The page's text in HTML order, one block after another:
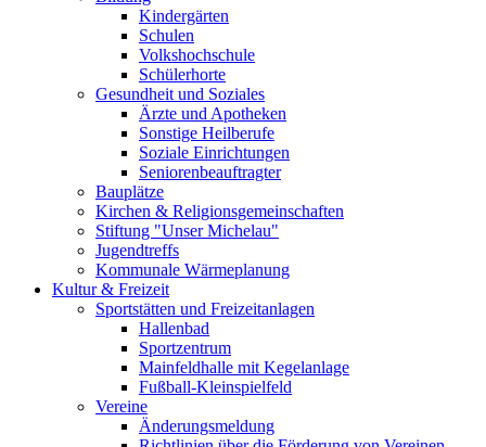
Kindergärten
Schulen
Volkshochschule
Schülerhorte
Gesundheit und Soziales
Ärzte und Apotheken
Sonstige Heilberufe
Soziale Einrichtungen
Seniorenbeauftragter
Bauplätze
Kirchen & Religionsgemeinschaften
Stiftung "Unser Michelau"
Jugendtreffs
Kommunale Wärmeplanung
Kultur & Freizeit
Sportstätten und Freizeitanlagen
Hallenbad
Sportzentrum
Mainfeldhalle mit Kegelanlage
Fußball-Kleinspielfeld
Vereine
Änderungsmeldung